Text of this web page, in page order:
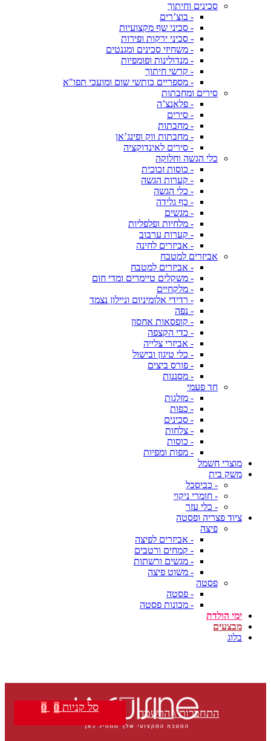
סכינים וחיתוך
- בוצ’רים
- סכיני שף מקצועיות
- סכיני ירקות ופירות
- משחיזי סכינים ומגנטים
- מנדולינות ופומפיות
- קרשי חיתוך
- מספריים כותשי שום ומועכי תפו"א
סירים ומחבתות
- פלאנצ’ה
- סירים
- מחבתות
- מחבתות ווק ופינג’אן
- סירים לאינדוקציה
כלי הגשה וחלוקה
- כוסות זכוכית
- קערות הגשה
- כלי הגשה
- כף גלידה
- מגשים
- מלחיות ופלפליות
- קערות ערבוב
- אביזרים לחינה
אביזרים למטבח
- אביזרים למטבח
- משקלים טיימרים ומדי חום
- מלקחיים
- רדידי אלומיניום וניילון נצמד
- נפה
- קופסאות אחסון
- כדי הקצפה
- אביזרי צלייה
- כלי טיגון ובישול
- פורס ביצים
- מסננות
חד פעמי
- מזלגות
- כפות
- סכינים
- צלחות
- כוסות
- מפות ומפיות
מוצרי חשמל
משק בית
- כביסכל
- חומרי ניקוי
- כלי עזר
ציוד פצריה ופסטה
פיצה
- אביזרים לפיצה
- קמחים ורטבים
- מגשים ורשתות
- משוט פיצה
פסטה
- פסטה
- מכונות פסטה
ימי הולדת
מבצעים
בלוג
התחברות \ הרשמה סל קניות 0
0